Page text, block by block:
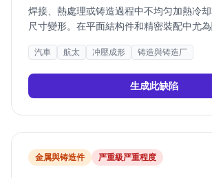
焊接、熱處理或铸造過程中不均匀加熱冷
尺寸變形。在平面結构件和精密裝配中尤為
汽車 航太 冲壓成形 铸造與铸造厂
生成此缺陷
金属與铸造件 严重級严重程度